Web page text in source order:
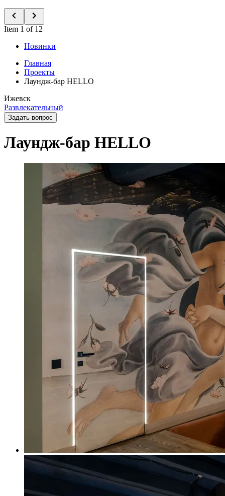
Item 1 of 12
Новинки
Главная
Проекты
Лаундж-бар HELLO
Ижевск
Развлекательный
Задать вопрос
Лаундж-бар HELLO